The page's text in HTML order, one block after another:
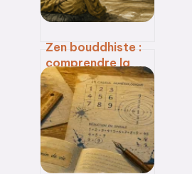
Zen bouddhiste :
comprendre la
pratique du
zazen, les écoles
et l’éveil au
quotidien